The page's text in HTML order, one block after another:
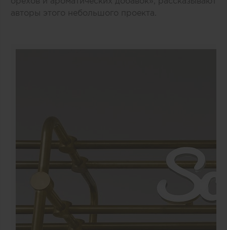
авторы этого небольшого проекта.